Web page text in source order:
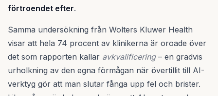
förtroendet efter.
Samma undersökning från Wolters Kluwer Health
visar att hela 74 procent av klinikerna är oroade över
det som rapporten kallar avkvalificering– en gradvis
urholkning av den egna förmågan när övertillit till AI-
verktyg gör att man slutar fånga upp fel och brister.